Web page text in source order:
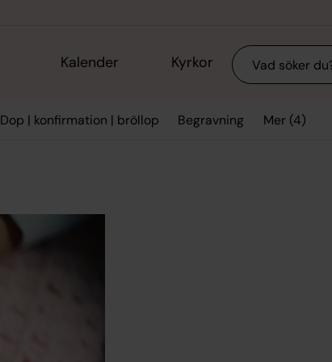
Kalender Kyrkor Sök
Dop | konfirmation | bröllop Begravning Mer (4)